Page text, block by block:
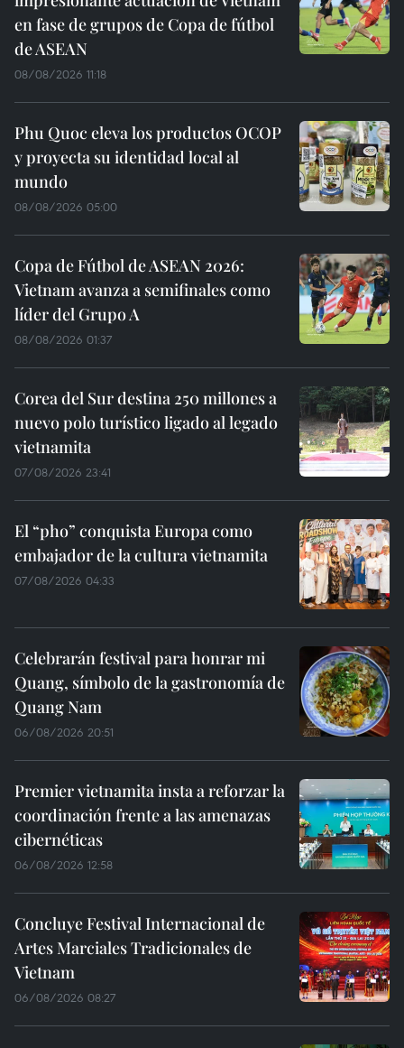
en fase de grupos de Copa de fútbol
de ASEAN
08/08/2026 11:18
Phu Quoc eleva los productos OCOP
y proyecta su identidad local al
mundo
08/08/2026 05:00
Copa de Fútbol de ASEAN 2026:
Vietnam avanza a semifinales como
líder del Grupo A
08/08/2026 01:37
Corea del Sur destina 250 millones a
nuevo polo turístico ligado al legado
vietnamita
07/08/2026 23:41
El “pho” conquista Europa como
embajador de la cultura vietnamita
07/08/2026 04:33
Celebrarán festival para honrar mi
Quang, símbolo de la gastronomía de
Quang Nam
06/08/2026 20:51
Premier vietnamita insta a reforzar la
coordinación frente a las amenazas
cibernéticas
06/08/2026 12:58
Concluye Festival Internacional de
Artes Marciales Tradicionales de
Vietnam
06/08/2026 08:27